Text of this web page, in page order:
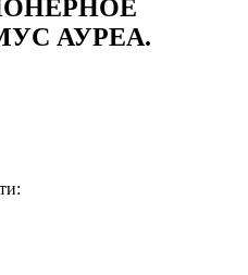
АУРЕА.